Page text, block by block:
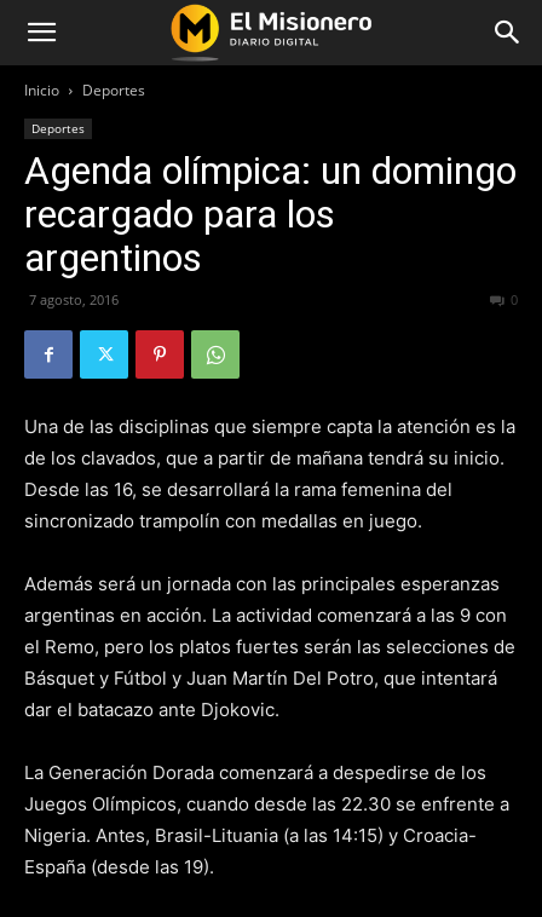
Inicio Deportes
Deportes
Agenda olímpica: un domingo
recargado para los
argentinos
7 agosto, 2016 0
Una de las disciplinas que siempre capta la atención es la
de los clavados, que a partir de mañana tendrá su inicio.
Desde las 16, se desarrollará la rama femenina del
sincronizado trampolín con medallas en juego.
Además será un jornada con las principales esperanzas
argentinas en acción. La actividad comenzará a las 9 con
el Remo, pero los platos fuertes serán las selecciones de
Básquet y Fútbol y Juan Martín Del Potro, que intentará
dar el batacazo ante Djokovic.
La Generación Dorada comenzará a despedirse de los
Juegos Olímpicos, cuando desde las 22.30 se enfrente a
Nigeria. Antes, Brasil-Lituania (a las 14:15) y Croacia-
España (desde las 19).